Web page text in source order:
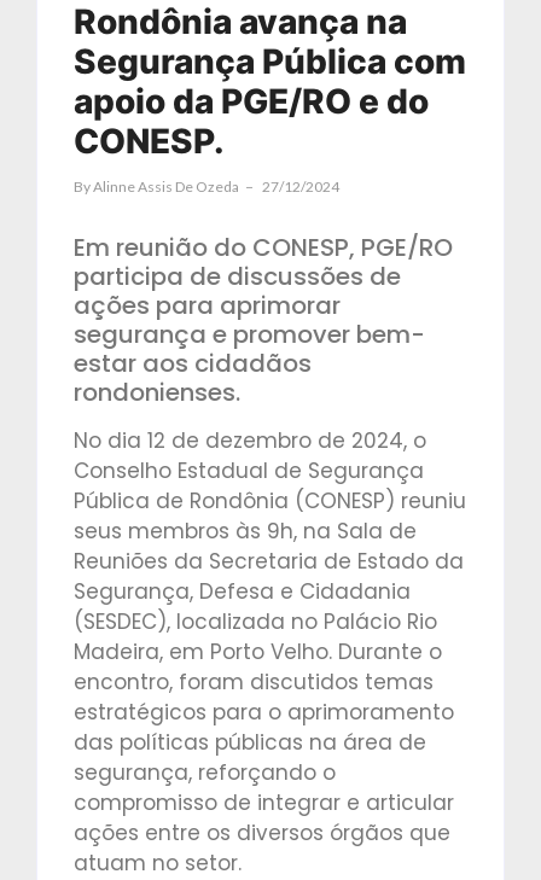
Rondônia avança na
Segurança Pública com
apoio da PGE/RO e do
CONESP.
ByAlinne Assis De Ozeda 27/12/2024
Em reunião do CONESP, PGE/RO
participa de discussões de
ações para aprimorar
segurança e promover bem-
estar aos cidadãos
rondonienses.
No dia 12 de dezembro de 2024, o
Conselho Estadual de Segurança
Pública de Rondônia (CONESP) reuniu
seus membros às 9h, na Sala de
Reuniões da Secretaria de Estado da
Segurança, Defesa e Cidadania
(SESDEC), localizada no Palácio Rio
Madeira, em Porto Velho. Durante o
encontro, foram discutidos temas
estratégicos para o aprimoramento
das políticas públicas na área de
segurança, reforçando o
compromisso de integrar e articular
ações entre os diversos órgãos que
atuam no setor.